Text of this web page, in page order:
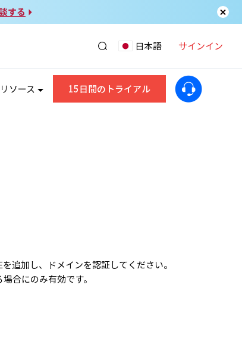
する
日本語 サインイン
リソース 15日間のトライアル
追加し、ドメインを認証してください。
合にのみ有効です。